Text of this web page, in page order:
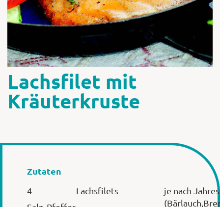
Lachsfilet mit
Kräuterkruste
Zutaten
4
Lachsfilets
je nach